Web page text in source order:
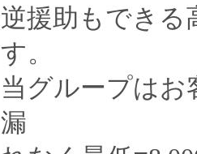
逆援助もできる
す。
当グループはお
漏